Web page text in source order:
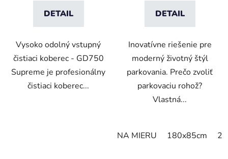
DETAIL
Vysoko odolný vstupný
čistiaci koberec - GD750
Supreme je profesionálny
čistiaci koberec...
DETAIL
Inovatívne riešenie pre
moderný životný štýl
parkovania. Prečo zvoliť
parkovaciu rohož?
Vlastná...
NA MIERU 180x85cm